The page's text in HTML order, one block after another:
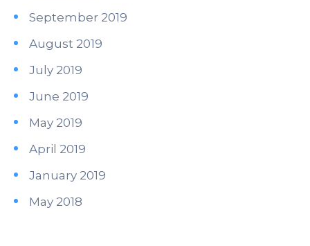
September 2019
August 2019
July 2019
June 2019
May 2019
April 2019
January 2019
May 2018